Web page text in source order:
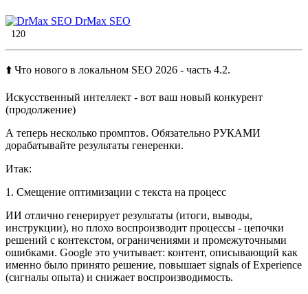
DrMax SEO
120
⬆️ Что нового в локальном SEO 2026 - часть 4.2.
Искусственный интеллект - вот ваш новый конкурент
(продолжение)
А теперь несколько промптов. Обязательно РУКАМИ
дорабатывайте результаты генеренки.
Итак:
1. Смещение оптимизации с текста на процесс
ИИ отлично генерирует результаты (итоги, выводы,
инструкции), но плохо воспроизводит процессы - цепочки
решений с контекстом, ограничениями и промежуточными
ошибками. Google это учитывает: контент, описывающий как
именно было принято решение, повышает signals of Experience
(сигналы опыта) и снижает воспроизводимость.